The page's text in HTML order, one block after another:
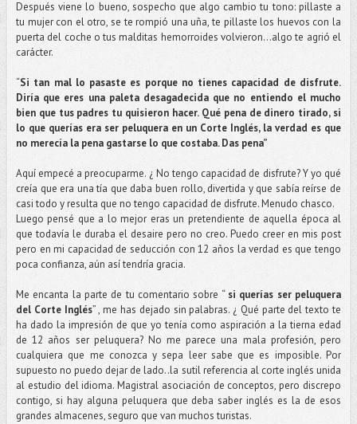
Después viene lo bueno, sospecho que algo cambio tu tono: pillaste a
tu mujer con el otro, se te rompió una uña, te pillaste los huevos con la
puerta del coche o tus malditas hemorroides volvieron…algo te agrió el
carácter.
“Si tan mal lo pasaste es porque no tienes capacidad de disfrute.
Diría que eres una paleta desagadecida que no entiendo el mucho
bien que tus padres tu quisieron hacer. Qué pena de dinero tirado, si
lo que querías era ser peluquera en un Corte Inglés, la verdad es que
no merecía la pena gastarse lo que costaba. Das pena”
Aquí empecé a preocuparme. ¿ No tengo capacidad de disfrute? Y yo qué
creía que era una tía que daba buen rollo, divertida y que sabía reírse de
casi todo y resulta que no tengo capacidad de disfrute. Menudo chasco.
Luego pensé que a lo mejor eras un pretendiente de aquella época al
que todavía le duraba el desaire pero no creo. Puedo creer en mis post
pero en mi capacidad de seducción con 12 años la verdad es que tengo
poca confianza, aún así tendría gracia.
Me encanta la parte de tu comentario sobre “ si querías ser peluquera
del Corte Inglés” , me has dejado sin palabras. ¿ Qué parte del texto te
ha dado la impresión de que yo tenía como aspiración a la tierna edad
de 12 años ser peluquera? No me parece una mala profesión, pero
cualquiera que me conozca y sepa leer sabe que es imposible. Por
supuesto no puedo dejar de lado..la sutil referencia al corte inglés unida
al estudio del idioma. Magistral asociación de conceptos, pero discrepo
contigo, si hay alguna peluquera que deba saber inglés es la de esos
grandes almacenes, seguro que van muchos turistas.